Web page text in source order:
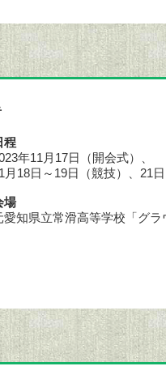
程
年11月17日（開会式）、
月18日～19日（競技）、21
場
愛知県立常滑高等学校「グラ